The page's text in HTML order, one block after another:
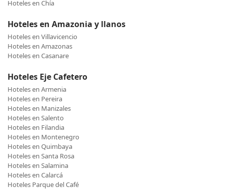
Hoteles en Chía
Hoteles en Amazonia y llanos
Hoteles en Villavicencio
Hoteles en Amazonas
Hoteles en Casanare
Hoteles Eje Cafetero
Hoteles en Armenia
Hoteles en Pereira
Hoteles en Manizales
Hoteles en Salento
Hoteles en Filandia
Hoteles en Montenegro
Hoteles en Quimbaya
Hoteles en Santa Rosa
Hoteles en Salamina
Hoteles en Calarcá
Hoteles Parque del Café